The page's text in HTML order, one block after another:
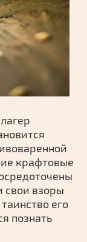
крафтовые
свои взоры
его
познать